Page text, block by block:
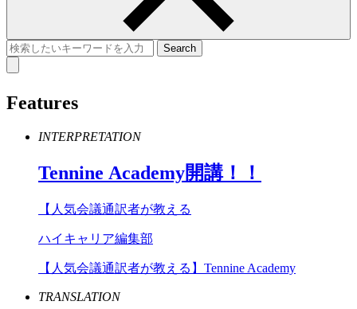
Features
INTERPRETATION
Tennine Academy開講！！
【人気会議通訳者が教える
ハイキャリア編集部
【人気会議通訳者が教える】Tennine Academy
TRANSLATION